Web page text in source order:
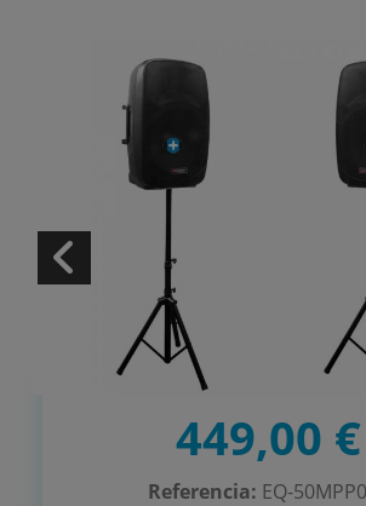
449,00 €
Referencia: EQ-